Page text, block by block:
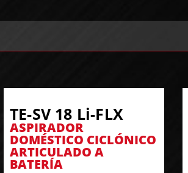
TE-SV 18 Li-FLX
ASPIRADOR
DOMÉSTICO CICLÓNICO
ARTICULADO A
BATERÍA